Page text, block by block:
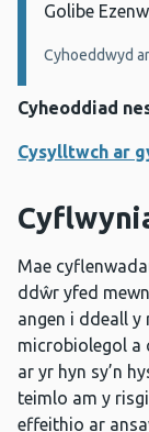
Golibe
Cyhoeddwyd
Cyheoddiad
Cysylltwch ar
Mae
ddŵr yfed
angen i ddeall y
microbiolegol a
ar yr hyn sy’n
teimlo am y
effeithio ar